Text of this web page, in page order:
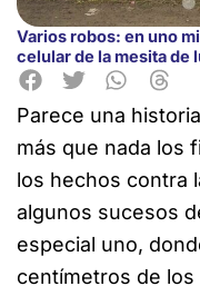
Varios robos: en uno
celular de la mesita de
Parece una
más que nada los
los hechos contra
algunos sucesos
especial uno,
centímetros de